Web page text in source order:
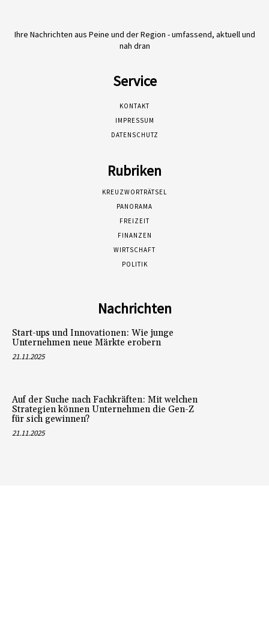
Ihre Nachrichten aus Peine und der Region - umfassend, aktuell und
nah dran
Service
KONTAKT
IMPRESSUM
DATENSCHUTZ
Rubriken
KREUZWORTRÄTSEL
PANORAMA
FREIZEIT
FINANZEN
WIRTSCHAFT
POLITIK
Nachrichten
Start-ups und Innovationen: Wie junge
Unternehmen neue Märkte erobern
21.11.2025
Auf der Suche nach Fachkräften: Mit welchen
Strategien können Unternehmen die Gen-Z
für sich gewinnen?
21.11.2025